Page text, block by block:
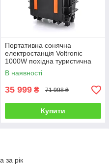
Портативна сонячна
електростанція Voltronic
1000W похідна туристична
для кемпінгу з розеткою 220В
В наявності
35 999 ₴ 71 998 ₴
Купити
за рік